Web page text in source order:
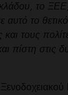
το
αυτό το
και τους
πίστη στις